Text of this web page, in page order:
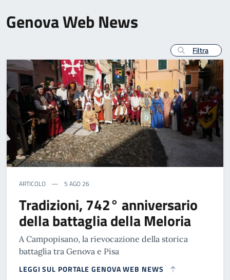
Genova Web News
Filtra
ARTICOLO 5 AGO 26
Tradizioni, 742° anniversario
della battaglia della Meloria
A Campopisano, la rievocazione della storica
battaglia tra Genova e Pisa
LEGGI SUL PORTALE GENOVA WEB NEWS